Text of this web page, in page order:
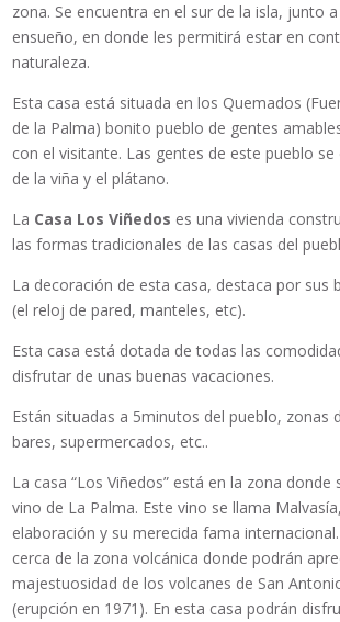
zona. Se encuentra en el sur de la isla, junto
ensueño, en donde les permitirá estar en
naturaleza.
Esta casa está situada en los Quemados
de la Palma) bonito pueblo de gentes
con el visitante. Las gentes de este pueblo se
de la viña y el plátano.
La Casa Los Viñedos es una vivienda
las formas tradicionales de las casas del
La decoración de esta casa, destaca por sus
(el reloj de pared, manteles, etc).
Esta casa está dotada de todas las
disfrutar de unas buenas vacaciones.
Están situadas a 5minutos del pueblo, zonas
bares, supermercados, etc..
La casa “Los Viñedos” está en la zona
vino de La Palma. Este vino se llama
elaboración y su merecida fama
cerca de la zona volcánica donde podrán
majestuosidad de los volcanes de San
(erupción en 1971). En esta casa podrán